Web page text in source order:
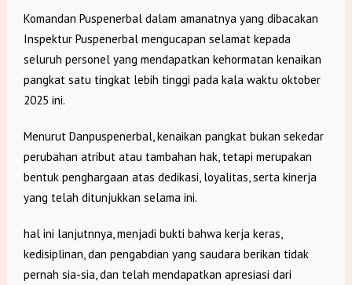
Komandan Puspenerbal dalam amanatnya yang dibacakan
Inspektur Puspenerbal mengucapan selamat kepada
seluruh personel yang mendapatkan kehormatan kenaikan
pangkat satu tingkat lebih tinggi pada kala waktu oktober
2025 ini.
Menurut Danpuspenerbal, kenaikan pangkat bukan sekedar
perubahan atribut atau tambahan hak, tetapi merupakan
bentuk penghargaan atas dedikasi, loyalitas, serta kinerja
yang telah ditunjukkan selama ini.
hal ini lanjutnnya, menjadi bukti bahwa kerja keras,
kedisiplinan, dan pengabdian yang saudara berikan tidak
pernah sia-sia, dan telah mendapatkan apresiasi dari